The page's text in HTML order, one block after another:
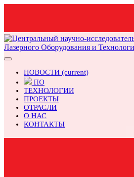
НОВОСТИ (current)
ПО
ТЕХНОЛОГИИ
ПРОЕКТЫ
ОТРАСЛИ
О НАС
КОНТАКТЫ